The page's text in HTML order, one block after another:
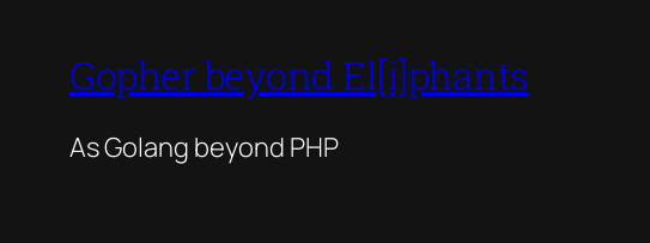
Gopher beyond El[i]phants
As Golang beyond PHP